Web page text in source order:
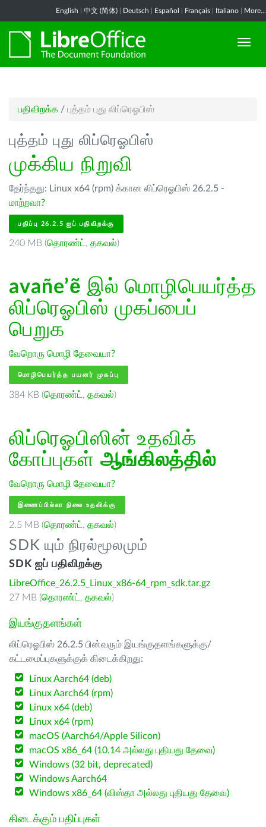
English 中文 (简体) Deutsch Español Français Italiano More...
பதிவிறக்க / புத்தம் புது லிப்ரெஓபிஸ்
புத்தம் புது லிப்ரெஓபிஸ்
முக்கிய நிறுவி
தேர்ந்தது: Linux x64 (rpm) க்கான லிப்ரெஓபிஸ் 26.2.5 -
மாற்றவா?
பதிப்பு 26.2.5 ஐப் பதிவிறக்கு
240 MB (தொரண்ட் , தகவல்)
avañe’ẽ இல் மொழிபெயர்த்த
லிப்ரெஓபிஸ் முகப்பைப்
பெறுக
வேறொரு மொழி தேவையா?
மொழிபெயர்த்த பயனர் முகப்பு
384 KB (தொரண்ட் , தகவல்)
லிப்ரெஓபிஸின் உதவிக்
கோப்புகள் ஆங்கிலத்தில்
வேறொரு மொழி தேவையா?
இணைப்பில்லா நிலை உதவிக்கு
2.5 MB (தொரண்ட் , தகவல்)
SDK யும் நிரல்மூலமும்
SDK ஐப் பதிவிறக்கு
LibreOffice_26.2.5_Linux_x86-64_rpm_sdk.tar.gz
27 MB (தொரண்ட் , தகவல்)
இயங்குதளங்கள்
லிப்ரெஓபிஸ் 26.2.5 பின்வரும் இயங்குதளங்களுக்கு/
கட்டமைப்புகளுக்குக் கிடைக்கிறது:
Linux Aarch64 (deb)
Linux Aarch64 (rpm)
Linux x64 (deb)
Linux x64 (rpm)
macOS (Aarch64/Apple Silicon)
macOS x86_64 (10.14 அல்லது புதியது தேவை)
Windows (32 bit, deprecated)
Windows Aarch64
Windows x86_64 (விஸ்தா அல்லது புதியது தேவை)
கிடைக்கும் பதிப்புகள்